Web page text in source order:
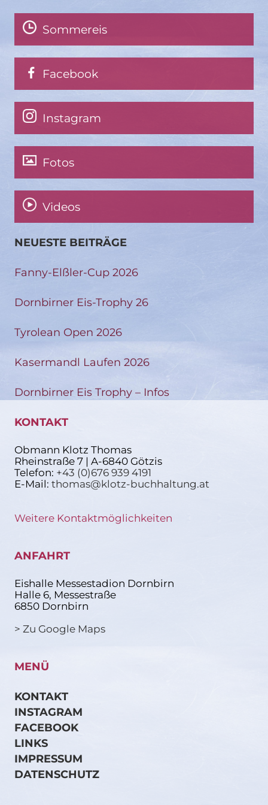
Sommereis
Facebook
Instagram
Fotos
Videos
NEUESTE BEITRÄGE
Fanny-Elßler-Cup 2026
Dornbirner Eis-Trophy 26
Tyrolean Open 2026
Kasermandl Laufen 2026
Dornbirner Eis Trophy – Infos
KONTAKT
Obmann Klotz Thomas
Rheinstraße 7 | A-6840 Götzis
Telefon: +43 (0)676 939 4191
E-Mail: thomas@klotz-buchhaltung.at
Weitere Kontaktmöglichkeiten
ANFAHRT
Eishalle Messestadion Dornbirn
Halle 6, Messestraße
6850 Dornbirn
> Zu Google Maps
MENÜ
KONTAKT
INSTAGRAM
FACEBOOK
LINKS
IMPRESSUM
DATENSCHUTZ